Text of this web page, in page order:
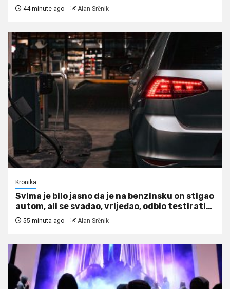
44 minute ago Alan Srčnik
Kronika
Svima je bilo jasno da je na benzinsku on stigao
autom, ali se svađao, vrijeđao, odbio testirati…
55 minuta ago Alan Srčnik